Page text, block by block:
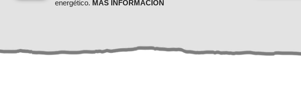
energético. MÁS INFORMACIÓN